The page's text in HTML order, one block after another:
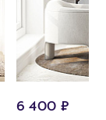
6 400 ₽